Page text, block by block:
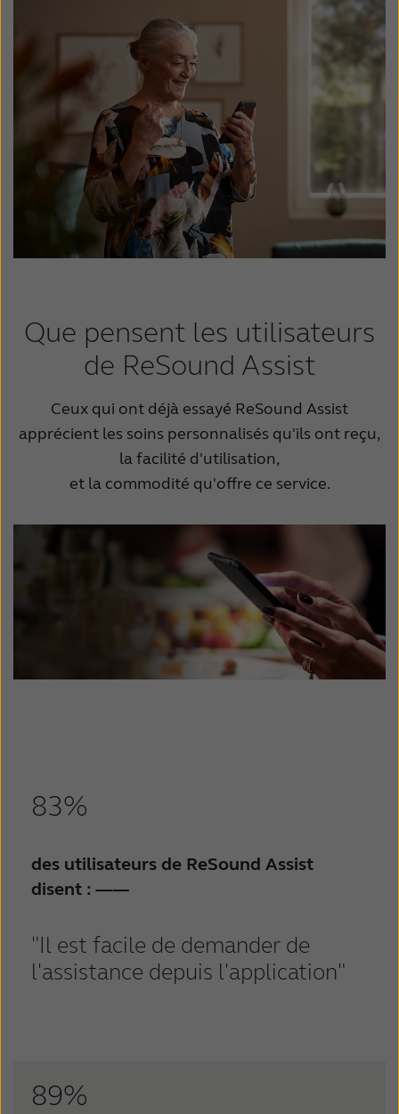
Que pensent les utilisateurs
de ReSound Assist
Ceux qui ont déjà essayé ReSound Assist
apprécient les soins personnalisés qu'ils ont reçu,
la facilité d'utilisation,
et la commodité qu'offre ce service.
83%
des utilisateurs de ReSound Assist
disent : ——
"Il est facile de demander de
l'assistance depuis l'application"
89%